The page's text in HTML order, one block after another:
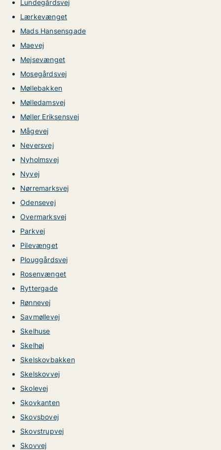
Lundegårdsvej
Lærkevænget
Mads Hansensgade
Maevej
Mejsevænget
Mosegårdsvej
Møllebakken
Mølledamsvej
Møller Eriksensvej
Mågevej
Neversvej
Nyholmsvej
Nyvej
Nørremarksvej
Odensevej
Overmarksvej
Parkvej
Pilevænget
Plouggårdsvej
Rosenvænget
Ryttergade
Rønnevej
Savmøllevej
Skelhuse
Skelhøj
Skelskovbakken
Skelskovvej
Skolevej
Skovkanten
Skovsbovej
Skovstrupvej
Skovvej